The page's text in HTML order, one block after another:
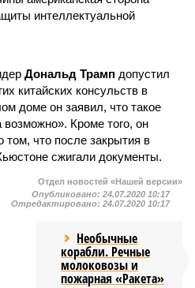
интеллектуальной
Дональд Трамп допустил
китайских консульств в
доме он заявил, что такое
возможно». Кроме того, он
том, что после закрытия в
сжигали документы.
Отдел новостей «Нашей версии»
Опубликовано: 24.07.2020 10:17
Отредактировано: 24.07.2020 10:17
Необычные
корабли. Речные
молоковозы и
пожарная «Ракета»